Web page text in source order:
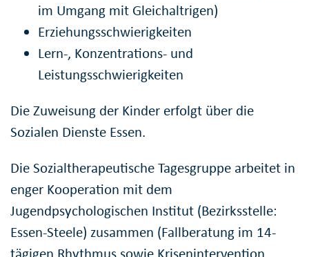
im Umgang mit Gleichaltrigen)
Erziehungsschwierigkeiten
Lern-, Konzentrations- und
Leistungsschwierigkeiten
Die Zuweisung der Kinder erfolgt über die
Sozialen Dienste Essen.
Die Sozialtherapeutische Tagesgruppe arbeitet in
enger Kooperation mit dem
Jugendpsychologischen Institut (Bezirksstelle:
Essen-Steele) zusammen (Fallberatung im 14-
tägigen Rhythmus sowie Krisenintervention,